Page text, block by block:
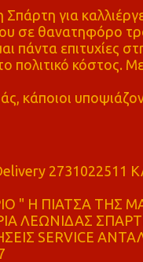
για
σε θανατηφόρο
πάντα επιτυχίες
κόστος.
κάποιοι
Delivery
" Η ΠΙΑΤΣΑ ΤΗΣ
ΛΕΩΝΙΔΑΣ
SERVICE